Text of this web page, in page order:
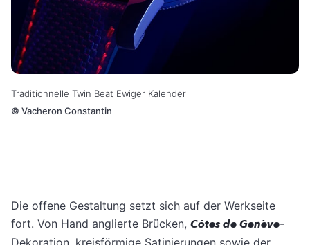
Traditionnelle Twin Beat Ewiger Kalender
© Vacheron Constantin
Die offene Gestaltung setzt sich auf der Werkseite
fort. Von Hand anglierte Brücken, Côtes de Genève-
Dekoration, kreisförmige Satinierungen sowie der